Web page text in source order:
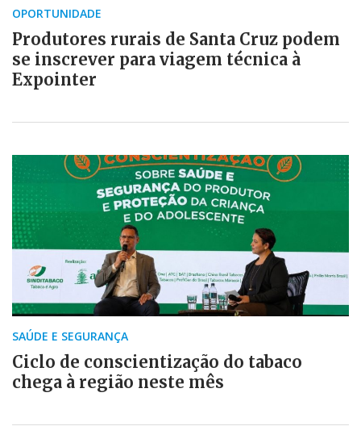
OPORTUNIDADE
Produtores rurais de Santa Cruz podem
se inscrever para viagem técnica à
Expointer
SAÚDE E SEGURANÇA
Ciclo de conscientização do tabaco
chega à região neste mês